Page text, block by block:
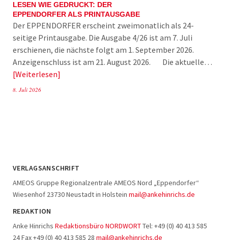
LESEN WIE GEDRUCKT: DER
EPPENDORFER ALS PRINTAUSGABE
Der EPPENDORFER erscheint zweimonatlich als 24-
seitige Printausgabe. Die Ausgabe 4/26 ist am 7. Juli
erschienen, die nächste folgt am 1. September 2026.
Anzeigenschluss ist am 21. August 2026. Die aktuelle…
Weiterlesen
8. Juli 2026
VERLAGSANSCHRIFT
AMEOS Gruppe Regionalzentrale AMEOS Nord „Eppendorfer“
Wiesenhof 23730 Neustadt in Holstein mail@ankehinrichs.de
REDAKTION
Anke Hinrichs Redaktionsbüro NORDWORTTel: +49 (0) 40 413 585
24 Fax +49 (0) 40 413 585 28 mail@ankehinrichs.de